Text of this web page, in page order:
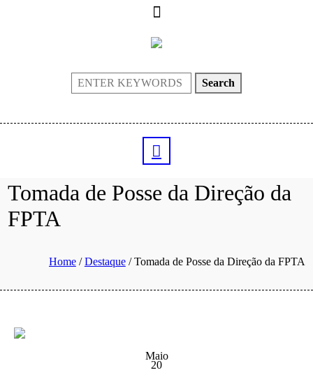
Search
Tomada de Posse da Direção da
FPTA
Home /Destaque /Tomada de Posse da Direção da FPTA
Maio
20